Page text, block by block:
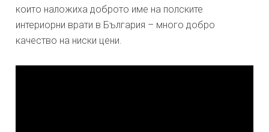
които наложиха доброто име на полските
интериорни врати в България – много добро
качество на ниски цени.